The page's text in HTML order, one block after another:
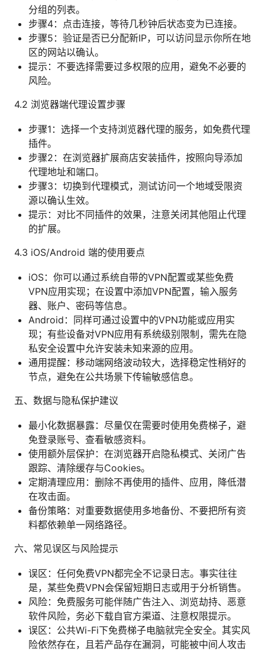
分组的列表。
步骤4：点击连接，等待几秒钟后状态变为已连接。
步骤5：验证是否已分配新IP，可以访问显示你所在地
区的网站以确认。
提示：不要选择需要过多权限的应用，避免不必要的
风险。
4.2 浏览器端代理设置步骤
步骤1：选择一个支持浏览器代理的服务，如免费代理
插件。
步骤2：在浏览器扩展商店安装插件，按照向导添加
代理地址和端口。
步骤3：切换到代理模式，测试访问一个地域受限资
源以确认生效。
提示：对比不同插件的效果，注意关闭其他阻止代理
的扩展。
4.3 iOS/Android 端的使用要点
iOS：你可以通过系统自带的VPN配置或某些免费
VPN应用实现；在设置中添加VPN配置，输入服务
器、账户、密码等信息。
Android：同样可通过设置中的VPN功能或应用实
现；有些设备对VPN应用有系统级别限制，需先在隐
私安全设置中允许安装未知来源的应用。
通用提醒：移动端网络波动较大，选择稳定性稍好的
节点，避免在公共场景下传输敏感信息。
五、数据与隐私保护建议
最小化数据暴露：尽量仅在需要时使用免费梯子，避
免登录账号、查看敏感资料。
使用额外层保护：在浏览器开启隐私模式、关闭广告
跟踪、清除缓存与Cookies。
定期清理应用：删除不再使用的插件、应用，降低潜
在攻击面。
备份策略：对重要数据使用多地备份、不要把所有资
料都依赖单一网络路径。
六、常见误区与风险提示
误区：任何免费VPN都完全不记录日志。事实往往
是，某些免费VPN会保留短期日志或用于分析销售。
风险：免费服务可能伴随广告注入、浏览劫持、恶意
软件风险，务必下载自官方渠道、注意权限提示。
误区：公共Wi-Fi下免费梯子电脑就完全安全。其实风
险依然存在，且若产品存在漏洞，可能被中间人攻击